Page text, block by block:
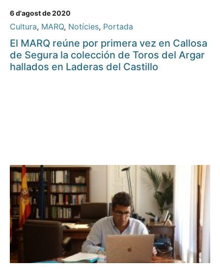
6 d'agost de 2020
Cultura, MARQ, Notícies, Portada
El MARQ reúne por primera vez en Callosa
de Segura la colección de Toros del Argar
hallados en Laderas del Castillo